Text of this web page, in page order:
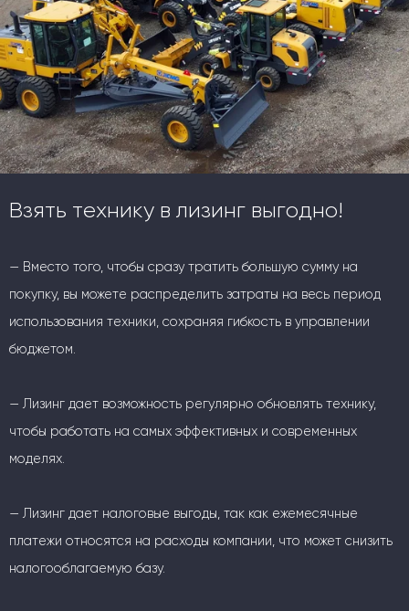
Взять технику в лизинг выгодно!
— Вместо того, чтобы сразу тратить большую сумму на
покупку, вы можете распределить затраты на весь период
использования техники, сохраняя гибкость в управлении
бюджетом.
— Лизинг дает возможность регулярно обновлять технику,
чтобы работать на самых эффективных и современных
моделях.
— Лизинг дает налоговые выгоды, так как ежемесячные
платежи относятся на расходы компании, что может снизить
налогооблагаемую базу.